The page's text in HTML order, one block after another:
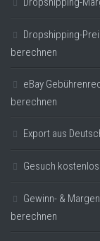
Dropshipping-
berechnen
eBay
berechnen
Export aus
Gesuch
Gewinn- &
berechnen